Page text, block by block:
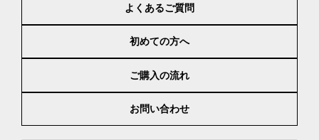
よくあるご質問
初めての方へ
ご購入の流れ
お問い合わせ